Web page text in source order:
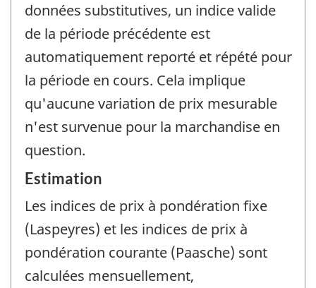
données substitutives, un indice valide
de la période précédente est
automatiquement reporté et répété pour
la période en cours. Cela implique
qu'aucune variation de prix mesurable
n'est survenue pour la marchandise en
question.
Estimation
Les indices de prix à pondération fixe
(Laspeyres) et les indices de prix à
pondération courante (Paasche) sont
calculées mensuellement,